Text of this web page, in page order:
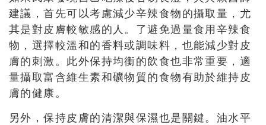
建議，首先可以考慮減少辛辣食物的攝取量，尤
其是對皮膚較敏感的人。了避免過量食用辛辣食
物，選擇較溫和的香料或調味料，也能減少對皮
膚的刺激。此外保持均衡的飲食也非常重要，適
量攝取富含維生素和礦物質的食物有助於維持皮
膚的健康。
另外，保持皮膚的清潔與保濕也是關鍵。油水平